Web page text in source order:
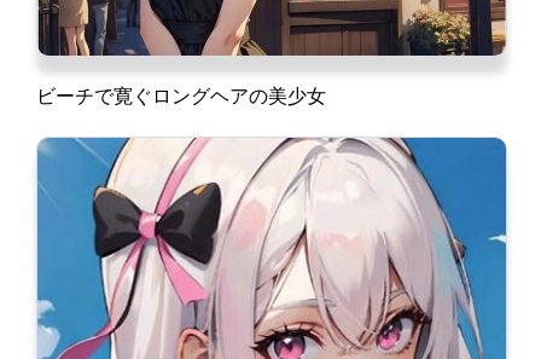
ビーチで寛ぐロングヘアの美少女